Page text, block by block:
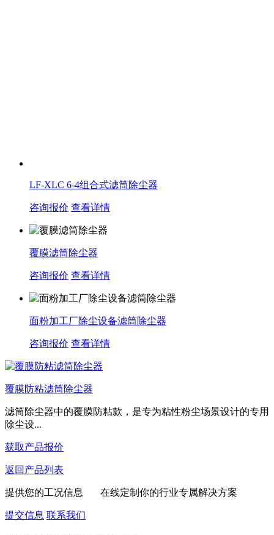
LF-XLC 6-4组合式滤筒除尘器
咨询报价 查看详情
覆膜滤筒除尘器
咨询报价 查看详情
面粉加工厂除尘设备滤筒除尘器
咨询报价 查看详情
覆膜防粘滤筒除尘器
滤筒除尘器中的覆膜防粘款，是专为粘性粉尘场景设计的专用
除尘设...
获取产品报价
返回产品列表
提供您的工况信息 在线定制你的行业专属解决方案
提交信息 联系我们